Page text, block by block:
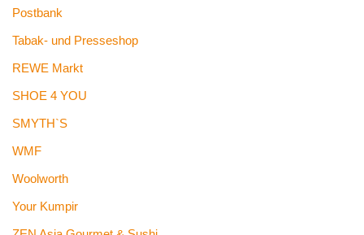
Postbank
Tabak- und Presseshop
REWE Markt
SHOE 4 YOU
SMYTH`S
WMF
Woolworth
Your Kumpir